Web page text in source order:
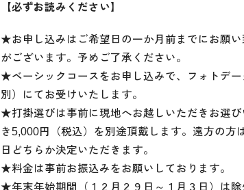
【必ずお読みください】
★お申し込みはご希望日の一か月前までにお願
がございます。予めご了承ください。
★ベーシックコースをお申し込みで、フォトデ
別）にてお受けいたします。
★打掛選びは事前に現地へお越しいただきお選
き5,000円（税込）を別途頂戴します。遠方の
日どちらか決定いただきます。
★料金は事前お振込みをお願いしております。
★年末年始期間（１２月２９日～１月３日）は除